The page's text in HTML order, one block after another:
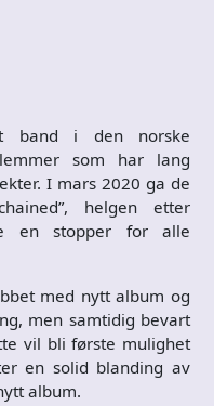
band i den norske
som har lang
I mars 2020 ga de
helgen etter
en stopper for alle
med nytt album og
men samtidig bevart
vil bli første mulighet
en solid blanding av
album.